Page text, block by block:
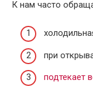
К нам часто
при
подтекает